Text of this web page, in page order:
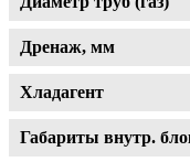
Дренаж, мм
Хладагент
Габариты внутр.